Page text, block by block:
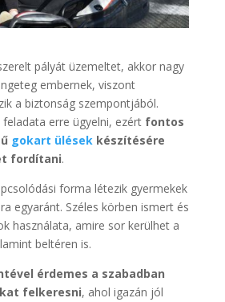
pályát üzemeltet, akkor nagy
embernek, viszont
a biztonság szempontjából.
erre ügyelni, ezért fontos
gokart ülésekkészítésére
fordítani.
forma létezik gyermekek
egyaránt. Széles körben ismert és
használata, amire sor kerülhet a
beltéren is.
érdemes a szabadban
felkeresni, ahol igazán jól